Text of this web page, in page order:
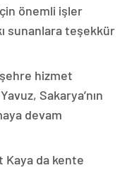
önemli işler
sunanlara teşekkür
hizmet
Sakarya’nın
devam
Kaya da kente